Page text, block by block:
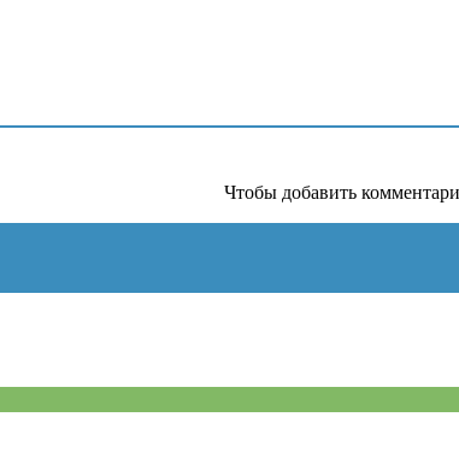
Чтобы добавить